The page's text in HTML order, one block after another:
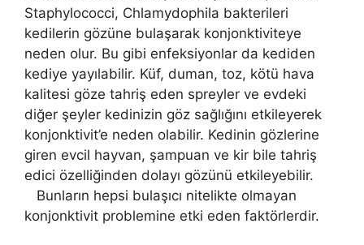
Staphylococci, Chlamydophila bakterileri
kedilerin gözüne bulaşarak konjonktiviteye
neden olur. Bu gibi enfeksiyonlar da kediden
kediye yayılabilir. Küf, duman, toz, kötü hava
kalitesi göze tahriş eden spreyler ve evdeki
diğer şeyler kedinizin göz sağlığını etkileyerek
konjonktivit’e neden olabilir. Kedinin gözlerine
giren evcil hayvan, şampuan ve kir bile tahriş
edici özelliğinden dolayı gözünü etkileyebilir.
Bunların hepsi bulaşıcı nitelikte olmayan
konjonktivit problemine etki eden faktörlerdir.